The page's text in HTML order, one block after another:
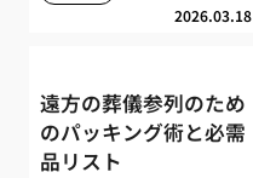
2026.03.18
遠方の葬儀参列のため
のパッキング術と必需
品リスト